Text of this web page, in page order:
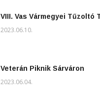
VIII. Vas Vármegyei Tűzoltó
2023.06.10.
Veterán Piknik Sárváron
2023.06.04.